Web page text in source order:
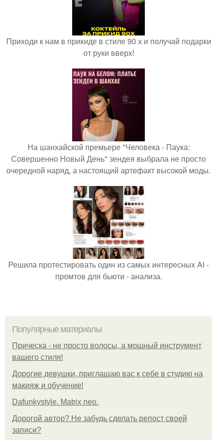
Приходи к нам в прикиде в стиле 90 х и получай подарки
от руки вверх!
На шанхайской премьере "Человека - Паука:
Совершенно Новый День" зендея выбрала не просто
очередной наряд, а настоящий артефакт высокой моды.
Решила протестировать один из самых интересных AI -
промтов для бьюти - анализа.
Популярные материалы
Прическа - не просто волосы, а мощный инструмент
вашего стиля!
Дорогие девушки, приглашаю вас к себе в студию на
макияж и обучение!
Dafunkystyle. Matrix neo.
Дорогой автор? Не забудь сделать репост своей
записи?